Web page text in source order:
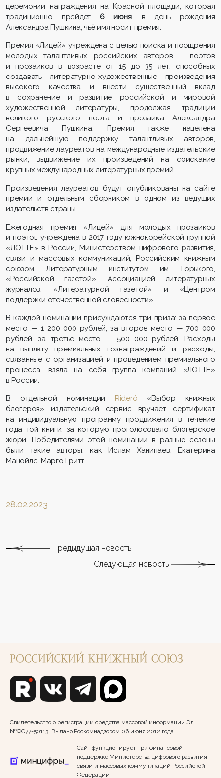
церемонии награждения на Красной площади, которая
традиционно пройдёт 6 июня, в день рождения
Александра Пушкина, чьё имя носит премия.
Премия «Лицей» учреждена с целью поиска и поощрения
молодых талантливых российских авторов – поэтов
и прозаиков в возрасте от 15 до 35 лет, способных
создавать литературно-художественные произведения
высокого качества и внести существенный вклад
в сохранение и развитие российской и мировой
художественной литературы, продолжая традиции
великого русского поэта и прозаика Александра
Сергеевича Пушкина. Премия также нацелена
на дальнейшую поддержку талантливых авторов,
продвижение лауреатов на международные издательские
рынки, выдвижение их произведений на соискание
крупных международных литературных премий.
Произведения лауреатов будут опубликованы на сайте
премии и отдельным сборником в одном из ведущих
издательств страны.
Ежегодная премия «Лицей» для молодых прозаиков
и поэтов учреждена в 2017 году южнокорейской группой
«ЛОТТЕ» в России, Министерством цифрового развития,
связи и массовых коммуникаций, Российским книжным
союзом, Литературным институтом им. Горького,
«Российской газетой», Ассоциацией литературных
журналов, «Литературной газетой» и «Центром
поддержки отечественной словесности».
В каждой номинации присуждаются три приза: за первое
место — 1 200 000 рублей, за второе место — 700 000
рублей, за третье место — 500 000 рублей. Расходы
на выплату премиальных вознаграждений и расходы,
связанные с организацией и проведением премиального
процесса, взяла на себя группа компаний «ЛОТТЕ»
в России.
В отдельной номинации Rideró «Выбор книжных
блогеров» издательский сервис вручает сертификат
на индивидуальную программу продвижения в течение
года той книги, за которую проголосовало блогерское
жюри. Победителями этой номинации в разные сезоны
были такие авторы, как Ислам Ханипаев, Екатерина
Манойло, Марго Гритт.
28.02.2023
Предыдущая новость
Следующая новость
Свидетельство о регистрации средства массовой информации Эл
№ФС77-50113. Выдано Роскомнадзором 06 июня 2012 года.
Сайт функционирует при финансовой
поддержке Министерства цифрового развития,
связи и массовых коммуникаций Российской
Федерации.